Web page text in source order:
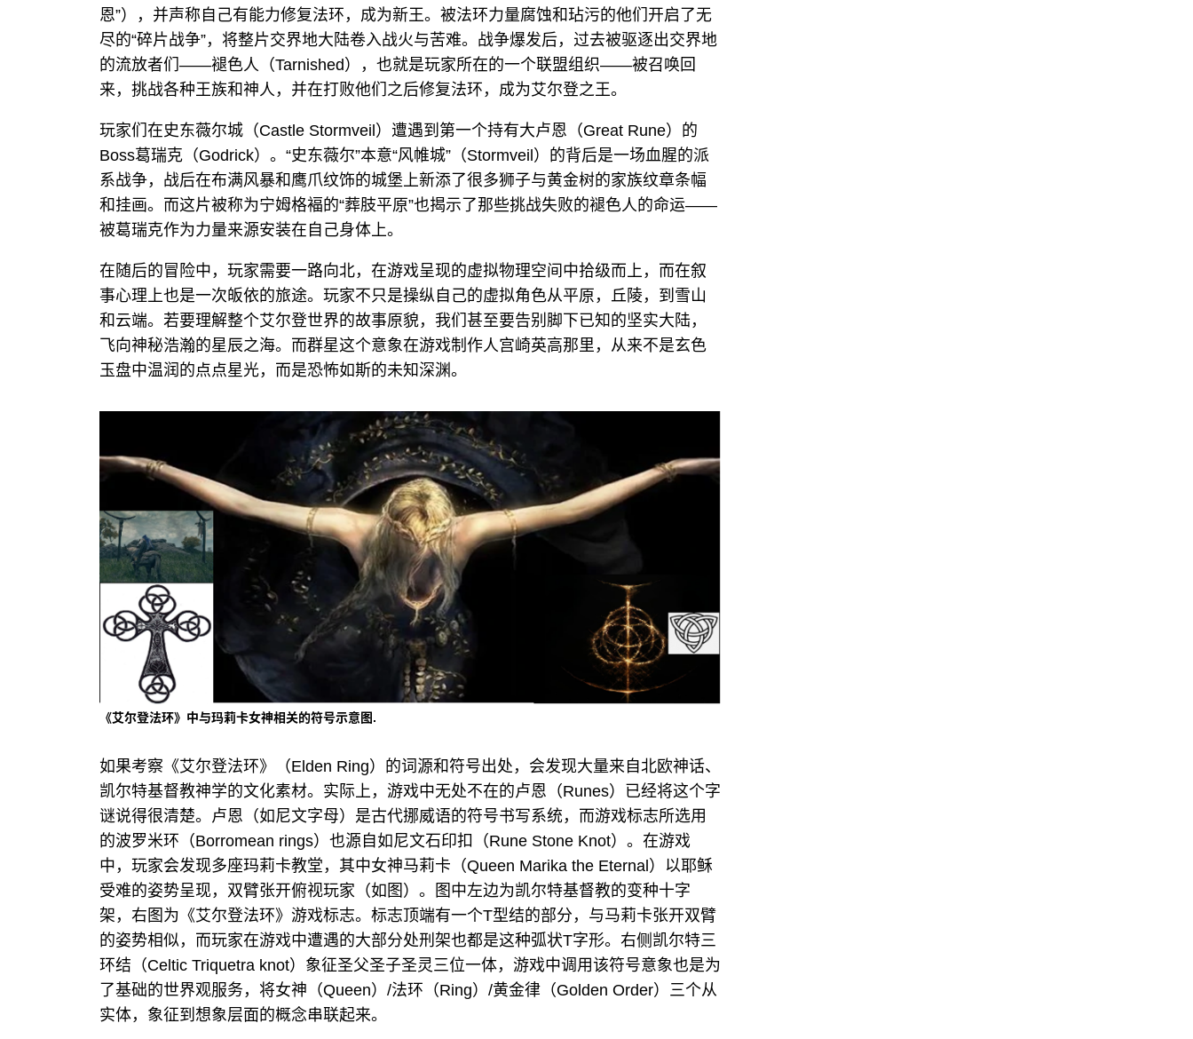
恩”），并声称自己有能力修复法环，成为新王。被法环力量腐蚀和玷污的他们开启了无
尽的“碎片战争”，将整片交界地大陆卷入战火与苦难。战争爆发后，过去被驱逐出交界地
的流放者们——褪色人（Tarnished），也就是玩家所在的一个联盟组织——被召唤回
来，挑战各种王族和神人，并在打败他们之后修复法环，成为艾尔登之王。
玩家们在史东薇尔城（Castle Stormveil）遭遇到第一个持有大卢恩（Great Rune）的
Boss葛瑞克（Godrick）。“史东薇尔”本意“风帷城”（Stormveil）的背后是一场血腥的派
系战争，战后在布满风暴和鹰爪纹饰的城堡上新添了很多狮子与黄金树的家族纹章条幅
和挂画。而这片被称为宁姆格褔的“葬肢平原”也揭示了那些挑战失败的褪色人的命运——
被葛瑞克作为力量来源安装在自己身体上。
在随后的冒险中，玩家需要一路向北，在游戏呈现的虚拟物理空间中拾级而上，而在叙
事心理上也是一次皈依的旅途。玩家不只是操纵自己的虚拟角色从平原，丘陵，到雪山
和云端。若要理解整个艾尔登世界的故事原貌，我们甚至要告别脚下已知的坚实大陆，
飞向神秘浩瀚的星辰之海。而群星这个意象在游戏制作人宫崎英高那里，从来不是玄色
玉盘中温润的点点星光，而是恐怖如斯的未知深渊。
《艾尔登法环》中与玛莉卡女神相关的符号示意图.
如果考察《艾尔登法环》（Elden Ring）的词源和符号出处，会发现大量来自北欧神话、
凯尔特基督教神学的文化素材。实际上，游戏中无处不在的卢恩（Runes）已经将这个字
谜说得很清楚。卢恩（如尼文字母）是古代挪威语的符号书写系统，而游戏标志所选用
的波罗米环（Borromean rings）也源自如尼文石印扣（Rune Stone Knot）。在游戏
中，玩家会发现多座玛莉卡教堂，其中女神马莉卡（Queen Marika the Eternal）以耶稣
受难的姿势呈现，双臂张开俯视玩家（如图）。图中左边为凯尔特基督教的变种十字
架，右图为《艾尔登法环》游戏标志。标志顶端有一个T型结的部分，与马莉卡张开双臂
的姿势相似，而玩家在游戏中遭遇的大部分处刑架也都是这种弧状T字形。右侧凯尔特三
环结（Celtic Triquetra knot）象征圣父圣子圣灵三位一体，游戏中调用该符号意象也是为
了基础的世界观服务，将女神（Queen）/法环（Ring）/黄金律（Golden Order）三个从
实体，象征到想象层面的概念串联起来。